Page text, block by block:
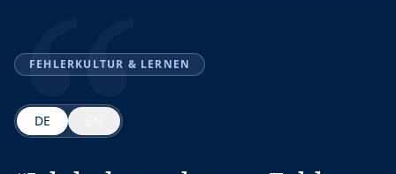
FEHLERKULTUR & LERNEN
DE